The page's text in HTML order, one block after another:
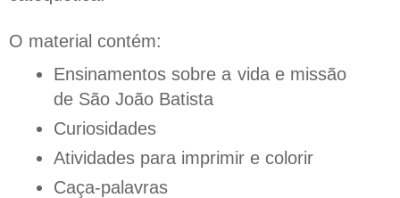
O material contém:
Ensinamentos sobre a vida e missão
de São João Batista
Curiosidades
Atividades para imprimir e colorir
Caça-palavras